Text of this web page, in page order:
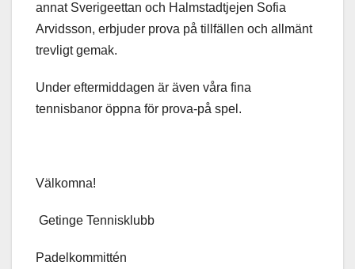
annat Sverigeettan och Halmstadtjejen Sofia
Arvidsson, erbjuder prova på tillfällen och allmänt
trevligt gemak.
Under eftermiddagen är även våra fina
tennisbanor öppna för prova-på spel.
Välkomna!
Getinge Tennisklubb
Padelkommittén